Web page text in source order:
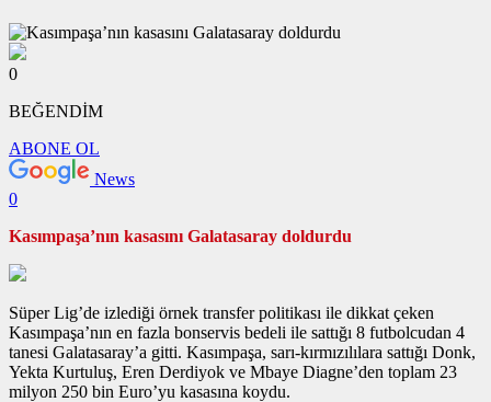
0
BEĞENDİM
ABONE OL
News
0
Kasımpaşa’nın kasasını Galatasaray doldurdu
Süper Lig’de izlediği örnek transfer politikası ile dikkat çeken
Kasımpaşa’nın en fazla bonservis bedeli ile sattığı 8 futbolcudan 4
tanesi Galatasaray’a gitti. Kasımpaşa, sarı-kırmızılılara sattığı Donk,
Yekta Kurtuluş, Eren Derdiyok ve Mbaye Diagne’den toplam 23
milyon 250 bin Euro’yu kasasına koydu.